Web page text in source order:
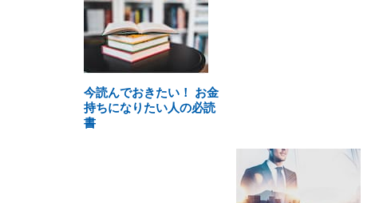
今読んでおきたい！ お金
持ちになりたい人の必読
書